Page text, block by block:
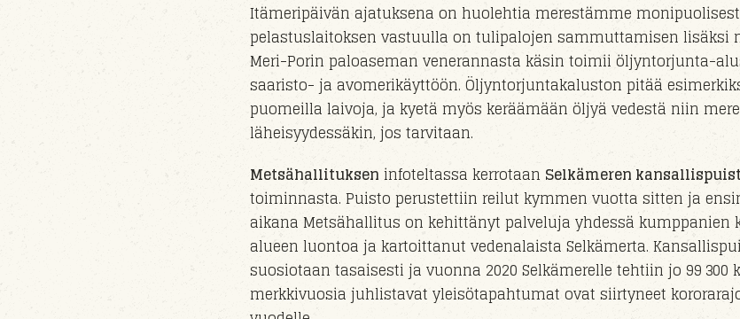
Itämeripäivän ajatuksena on huolehtia merestämme
pelastuslaitoksen vastuulla on tulipalojen sammuttamisen lisäksi
Meri-Porin paloaseman venerannasta käsin toimii öljyntorjunta-
saaristo- ja avomerikäyttöön. Öljyntorjuntakaluston pitää
puomeilla laivoja, ja kyetä myös keräämään öljyä vedestä niin
läheisyydessäkin, jos tarvitaan.
Metsähallituksen infoteltassa kerrotaan Selkämeren
toiminnasta. Puisto perustettiin reilut kymmen vuotta sitten ja e
aikana Metsähallitus on kehittänyt palveluja yhdessä kumppanien
alueen luontoa ja kartoittanut vedenalaista Selkämerta.
suosiotaan tasaisesti ja vuonna 2020 Selkämerelle tehtiin jo 99 300
merkkivuosia juhlistavat yleisötapahtumat ovat siirtyneet